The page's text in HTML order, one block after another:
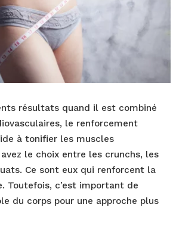
résultats quand il est combiné
le renforcement
à tonifier les muscles
avez le choix entre les crunchs, les
Ce sont eux qui renforcent la
Toutefois, c’est important de
du corps pour une approche plus